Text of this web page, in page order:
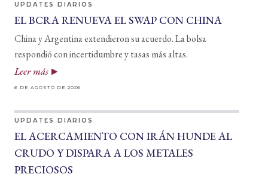
UPDATES DIARIOS
EL BCRA RENUEVA EL SWAP CON CHINA
China y Argentina extendieron su acuerdo. La bolsa
respondió con incertidumbre y tasas más altas.
Leer más
6 DE AGOSTO DE 2026
UPDATES DIARIOS
EL ACERCAMIENTO CON IRÁN HUNDE AL
CRUDO Y DISPARA A LOS METALES
PRECIOSOS